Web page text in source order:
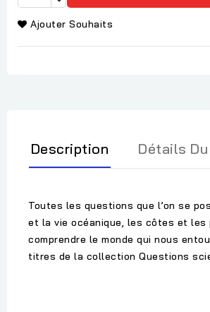
Ajouter Souhaits
Description Détails
Toutes les questions que l’on se
et la vie océanique, les côtes et les
comprendre le monde qui nous
titres de la collection Questions